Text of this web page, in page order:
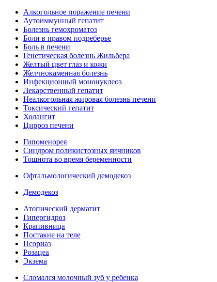
Алкогольное поражение печени
Аутоиммунный гепатит
Болезнь гемохроматоз
Боли в правом подреберье
Боль в печени
Генетическая болезнь Жильбера
Желтый цвет глаз и кожи
Желчнокаменная болезнь
Инфекционный мононуклеоз
Лекарственный гепатит
Неалкогольная жировая болезнь печени
Токсический гепатит
Холангит
Цирроз печени
Гипоменорея
Синдром поликистозных яичников
Тошнота во время беременности
Офтальмологический демодекоз
Демодекоз
Атопический дерматит
Гипергидроз
Крапивница
Постакне на теле
Псориаз
Розацеа
Экзема
Сломался молочный зуб у ребенка